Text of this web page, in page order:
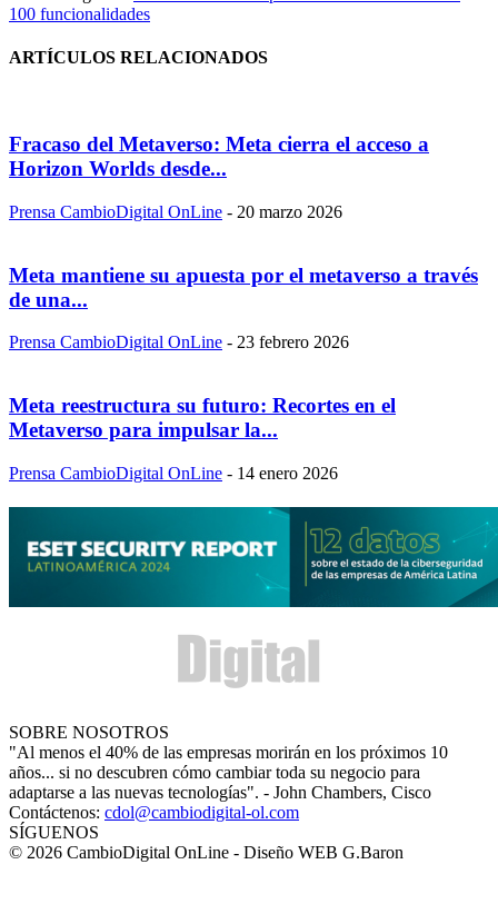
100 funcionalidades
ARTÍCULOS RELACIONADOS
Fracaso del Metaverso: Meta cierra el acceso a
Horizon Worlds desde...
Prensa CambioDigital OnLine - 20 marzo 2026
Meta mantiene su apuesta por el metaverso a través
de una...
Prensa CambioDigital OnLine - 23 febrero 2026
Meta reestructura su futuro: Recortes en el
Metaverso para impulsar la...
Prensa CambioDigital OnLine - 14 enero 2026
SOBRE NOSOTROS
"Al menos el 40% de las empresas morirán en los próximos 10
años... si no descubren cómo cambiar toda su negocio para
adaptarse a las nuevas tecnologías". - John Chambers, Cisco
Contáctenos: cdol@cambiodigital-ol.com
SÍGUENOS
© 2026 CambioDigital OnLine - Diseño WEB G.Baron